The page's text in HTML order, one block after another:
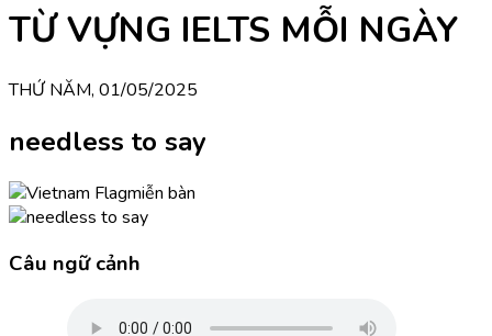
TỪ VỰNG IELTS MỖI NGÀY
THỨ NĂM, 01/05/2025
needless to say
miễn bàn
Câu ngữ cảnh